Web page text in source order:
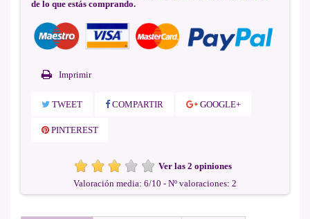
de lo que estás comprando.
Imprimir
TWEET COMPARTIR GOOGLE+
PINTEREST
Ver las 2 opiniones
Valoración media: 6/10 - Nº valoraciones: 2